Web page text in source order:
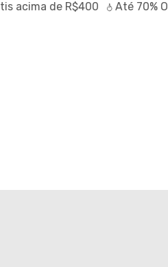
acima de R$400 Até70% OFF